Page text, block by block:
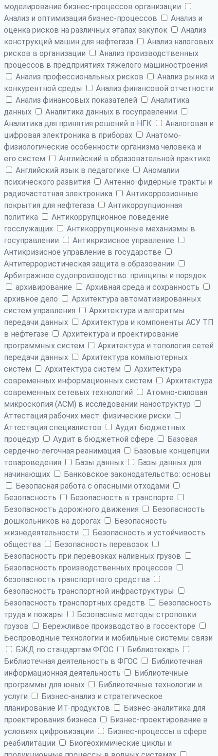
моделирование бизнес-процессов организации
Анализ и оптимизация бизнес-процессов
Анализ и
оценка рисков на различных этапах закупок
Анализ
конструкций машин для нефтегаза
Анализ налоговых
рисков в организации
Анализ производственных
процессов в предприятиях тяжелого машиностроения
Анализ профессиональных рисков
Анализ рынка и
конкурентной среды
Анализ финансовой отчетности
Анализ финансовых показателей
Аналитика
данных
Аналитика данных в госуправлении
Аналитика для принятия решений в НГК
Аналоговая и
цифровая электроника в приборах
Анатомо-
физиологические особенности организма человека и
его систем
Английский в образовательной практике
Английский язык в педагогике
Аномалии
психического развития
Антенно-фидерные тракты и
радиочастотная электроника
Антикоррозионные
покрытия для нефтегаза
Антикоррупционная
политика
Антикоррупционное поведение
госслужащих
Антикоррупционные механизмы в
госуправлении
Антикризисное управление
Антикризисное управление в государстве
Антитеррористическая защита в образовании
Арбитражное судопроизводство: принципы и порядок
архивирование
Архивная среда и сохранность
архивное дело
Архитектура автоматизированных
систем управления
Архитектура и алгоритмы
передачи данных
Архитектура и компоненты АСУ ТП
в нефтегазе
Архитектура и проектирование
программных систем
Архитектура и топология сетей
передачи данных
Архитектура компьютерных
систем
Архитектура систем
Архитектура
современных информационных систем
Архитектура
современных сетевых технологий
Атомно-силовая
микроскопия (АСМ) в исследовании наноструктур
Аттестация рабочих мест: физические риски
Аттестация специалистов
Аудит бюджетных
процедур
Аудит в бюджетной сфере
Базовая
сердечно-легочная реанимация
Базовые концепции
товароведения
Базы данных
Базы данных для
начинающих
Банковское законодательство: основы
Безопасная работа с опасными отходами
Безопасность
Безопасность в транспорте
Безопасность дорожного движения
Безопасность
дошкольников на дорогах
Безопасность
жизнедеятельности
Безопасность и устойчивость
общества
Безопасность перевозок
Безопасность при перевозках наливных грузов
Безопасность производственных процессов
безопасность транспортного средства
безопасность транспортной инфраструктуры
Безопасность транспортных средств
Безопасность
труда и пожары
Безопасные методы строповки
грузов
Бережливое производство в госсекторе
Беспроводные технологии и мобильные системы связи
БЖД по стандартам ФГОС
Библиотекарь
Библиотечная деятельность в ФГОС
Библиотечная
информационная деятельность
Библиотечные
программы для юных
Библиотечные технологии и
услуги
Бизнес-анализ и стратегическое
планирование ИТ-продуктов
Бизнес-аналитика для
проектирования бизнеса
Бизнес-проектирование в
условиях цифровизации
Бизнес-процессы в сфере
реабилитации
Биогеохимические циклы и